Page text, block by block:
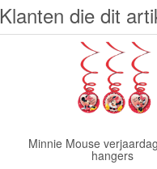
Klanten die dit
Minnie Mouse
hangers